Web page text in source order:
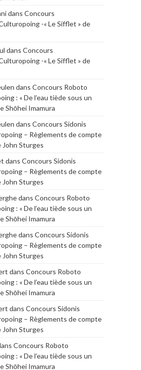
dans Concours
-« Le Sifflet » de
dans Concours
-« Le Sifflet » de
dans Concours Roboto
: « De l’eau tiède sous un
Shōhei Imamura
dans Concours Sidonis
– Règlements de compte
John Sturges
dans Concours Sidonis
– Règlements de compte
John Sturges
dans Concours Roboto
: « De l’eau tiède sous un
Shōhei Imamura
dans Concours Sidonis
– Règlements de compte
John Sturges
dans Concours Roboto
: « De l’eau tiède sous un
Shōhei Imamura
dans Concours Sidonis
– Règlements de compte
John Sturges
Concours Roboto
: « De l’eau tiède sous un
Shōhei Imamura